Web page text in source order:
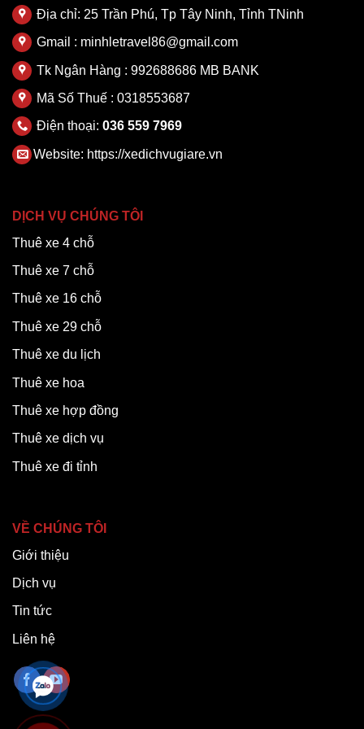
Địa chỉ: 25 Trần Phú, Tp Tây Ninh, Tỉnh TNinh
Gmail : minhletravel86@gmail.com
Tk Ngân Hàng : 992688686 MB BANK
Mã Số Thuế : 0318553687
Điện thoại: 036 559 7969
Website: https://xedichvugiare.vn
DỊCH VỤ CHÚNG TÔI
Thuê xe 4 chỗ
Thuê xe 7 chỗ
Thuê xe 16 chỗ
Thuê xe 29 chỗ
Thuê xe du lịch
Thuê xe hoa
Thuê xe hợp đồng
Thuê xe dịch vụ
Thuê xe đi tỉnh
VỀ CHÚNG TÔI
Giới thiệu
Dịch vụ
Tin tức
Liên hệ